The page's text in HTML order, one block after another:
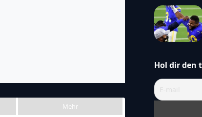
Mehr
Hol dir den